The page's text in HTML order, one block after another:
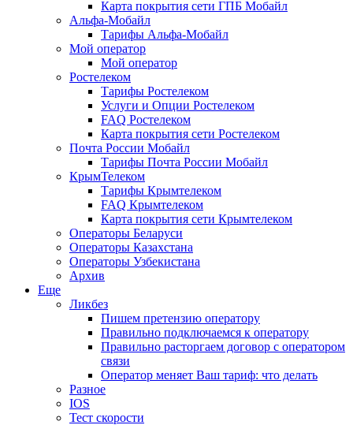
Карта покрытия сети ГПБ Мобайл
Альфа-Мобайл
Тарифы Альфа-Мобайл
Мой оператор
Мой оператор
Ростелеком
Тарифы Ростелеком
Услуги и Опции Ростелеком
FAQ Ростелеком
Карта покрытия сети Ростелеком
Почта России Мобайл
Тарифы Почта России Мобайл
КрымТелеком
Тарифы Крымтелеком
FAQ Крымтелеком
Карта покрытия сети Крымтелеком
Операторы Беларуси
Операторы Казахстана
Операторы Узбекистана
Архив
Еще
Ликбез
Пишем претензию оператору
Правильно подключаемся к оператору
Правильно расторгаем договор с оператором
связи
Оператор меняет Ваш тариф: что делать
Разное
IOS
Тест скорости